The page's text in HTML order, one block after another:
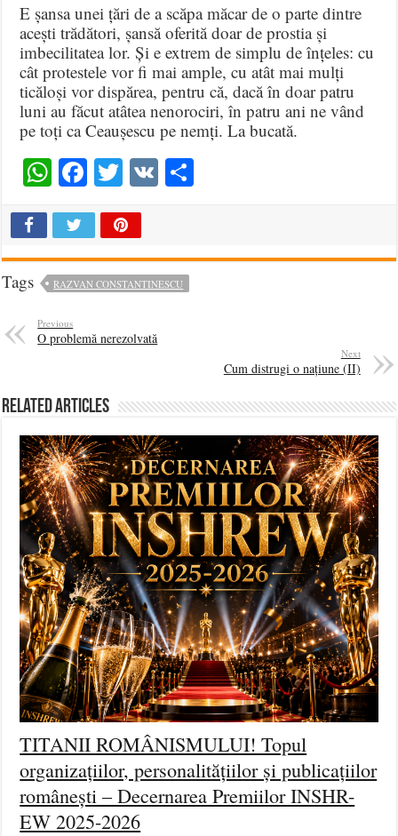
E șansa unei țări de a scăpa măcar de o parte dintre
acești trădători, șansă oferită doar de prostia și
imbecilitatea lor. Și e extrem de simplu de înțeles: cu
cât protestele vor fi mai ample, cu atât mai mulți
ticăloși vor dispărea, pentru că, dacă în doar patru
luni au făcut atâtea nenorociri, în patru ani ne vând
pe toți ca Ceaușescu pe nemți. La bucată.
WhatsApp
Facebook
Twitter
VK
Tags RAZVAN CONSTANTINESCU
Previous
O problemă nerezolvată
Next
Cum distrugi o națiune (II)
Related Articles
TITANII ROMÂNISMULUI! Topul
organizațiilor, personalitățiilor și publicațiilor
românești – Decernarea Premiilor INSHR-
EW 2025-2026